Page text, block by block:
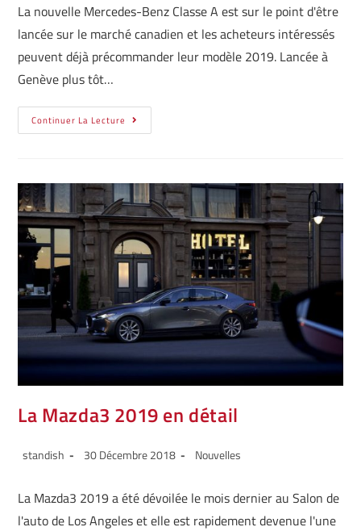
La nouvelle Mercedes-Benz Classe A est sur le point d'être
lancée sur le marché canadien et les acheteurs intéressés
peuvent déjà précommander leur modèle 2019. Lancée à
Genève plus tôt…
Continuer La Lecture
La Mazda3 2019 en détail
standish 30 Décembre 2018 Nouvelles
La Mazda3 2019 a été dévoilée le mois dernier au Salon de
l'auto de Los Angeles et elle est rapidement devenue l'une